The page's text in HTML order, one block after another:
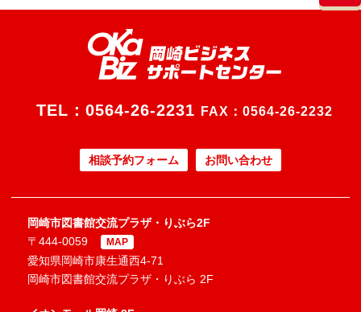
TEL： 0564-26-2231 FAX：0564-26-2232
相談予約フォーム お問い合わせ
岡崎市図書館交流プラザ・りぶら2F
〒444-0059
MAP
愛知県岡崎市康生通西4-71
岡崎市図書館交流プラザ・りぶら 2F